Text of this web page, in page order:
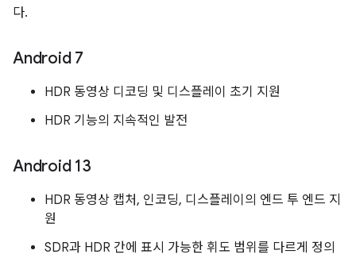
다.
Android 7
HDR 동영상 디코딩 및 디스플레이 초기 지원
HDR 기능의 지속적인 발전
Android 13
HDR 동영상 캡처, 인코딩, 디스플레이의 엔드 투 엔드 지
원
SDR과 HDR 간에 표시 가능한 휘도 범위를 다르게 정의